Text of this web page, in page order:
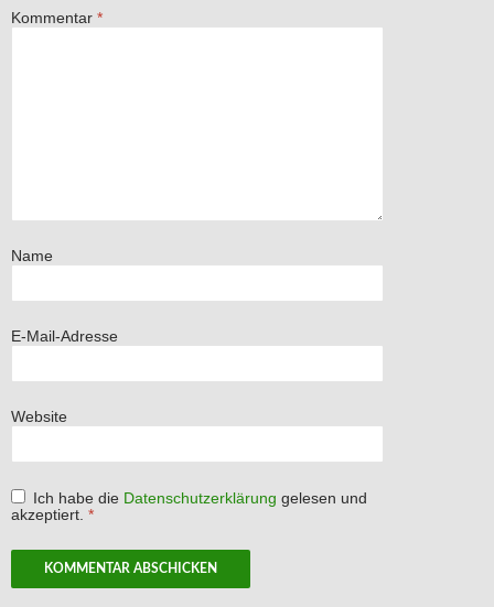
Kommentar *
Name
E-Mail-Adresse
Website
Ich habe die Datenschutzerklärung gelesen und
akzeptiert. *